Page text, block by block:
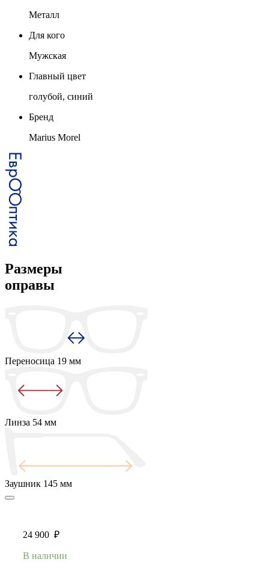
Металл
Для кого
Мужская
Главный цвет
голубой, синий
Бренд
Marius Morel
Размеры
оправы
Переносица 19 мм
Линза 54 мм
Заушник 145 мм
24 900 ₽
В наличии